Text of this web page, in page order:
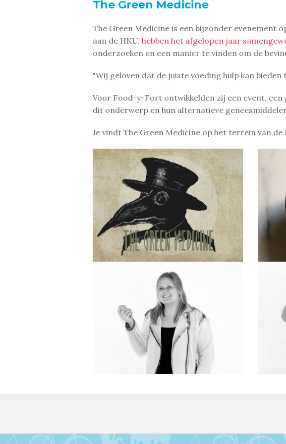
The Green Medicine
The Green Medicine is een bijzonder evenement
aan de HKU, hebben het afgelopen jaar
onderzoeken en een manier te vinden om de
"Wij geloven dat de juiste voeding hulp kan
Voor Food-y-Fort ontwikkelden zij een event, een
dit onderwerp en hun alternatieve
Je vindt The Green Medicine op het terrein van de